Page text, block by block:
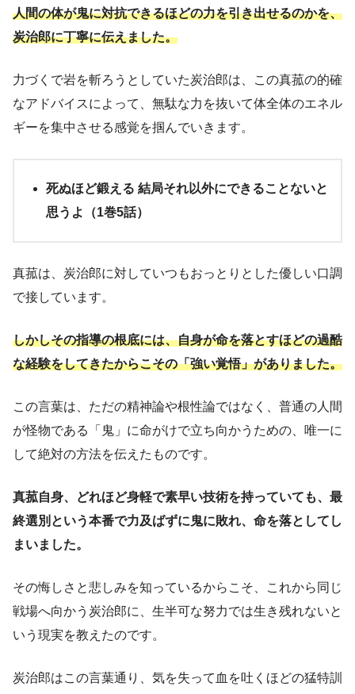
人間の体が鬼に対抗できるほどの力を引き出せるのかを、
炭治郎に丁寧に伝えました。
力づくで岩を斬ろうとしていた炭治郎は、この真菰の的確
なアドバイスによって、無駄な力を抜いて体全体のエネル
ギーを集中させる感覚を掴んでいきます。
死ぬほど鍛える 結局それ以外にできることないと
思うよ（1巻5話）
真菰は、炭治郎に対していつもおっとりとした優しい口調
で接しています。
しかしその指導の根底には、自身が命を落とすほどの過酷
な経験をしてきたからこその「強い覚悟」がありました。
この言葉は、ただの精神論や根性論ではなく、普通の人間
が怪物である「鬼」に命がけで立ち向かうための、唯一に
して絶対の方法を伝えたものです。
真菰自身、どれほど身軽で素早い技術を持っていても、最
終選別という本番で力及ばずに鬼に敗れ、命を落としてし
まいました。
その悔しさと悲しみを知っているからこそ、これから同じ
戦場へ向かう炭治郎に、生半可な努力では生き残れないと
いう現実を教えたのです。
炭治郎はこの言葉通り、気を失って血を吐くほどの猛特訓